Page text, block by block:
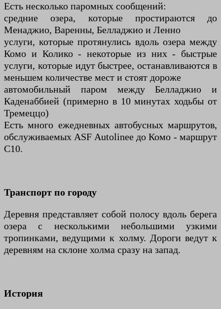
Есть несколько паромных сообщений:
средние озера, которые простираются до
Менаджио, Варенны, Белладжио и Ленно
услуги, которые протянулись вдоль озера между
Комо и Колико - некоторые из них - быстрые
услуги, которые идут быстрее, останавливаются в
меньшем количестве мест и стоят дороже
автомобильный паром между Белладжио и
Каденаббией (примерно в 10 минутах ходьбы от
Тремеццо)
Есть много ежедневных автобусных маршрутов,
обслуживаемых ASF Autolinee до Комо - маршрут
C10.
Транспорт по городу
Деревня представляет собой полосу вдоль берега
озера с несколькими небольшими узкими
тропинками, ведущими к холму. Дороги ведут к
деревням на склоне холма сразу на запад.
История